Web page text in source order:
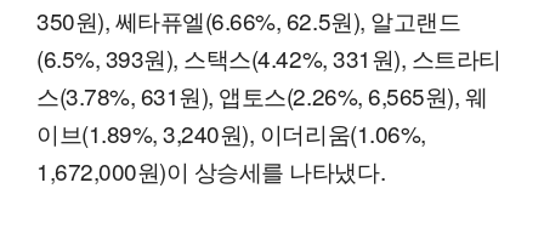
350원), 쎄타퓨엘(6.66%, 62.5원), 알고랜드
(6.5%, 393원), 스택스(4.42%, 331원), 스트라티
스(3.78%, 631원), 앱토스(2.26%, 6,565원), 웨
이브(1.89%, 3,240원), 이더리움(1.06%,
1,672,000원)이 상승세를 나타냈다.